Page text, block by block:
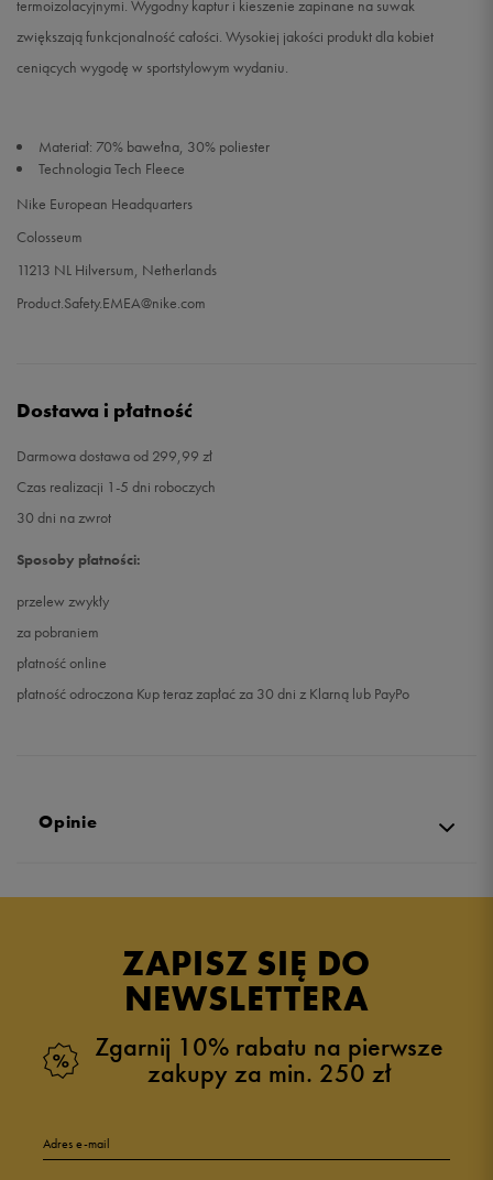
termoizolacyjnymi. Wygodny kaptur i kieszenie zapinane na suwak
zwiększają funkcjonalność całości. Wysokiej jakości produkt dla kobiet
ceniących wygodę w sportstylowym wydaniu.
Materiał: 70% bawełna, 30% poliester
Technologia Tech Fleece
Nike European Headquarters
Colosseum
11213 NL Hilversum, Netherlands
Product.Safety.EMEA@nike.com
Dostawa i płatność
Darmowa dostawa od 299,99 zł
Czas realizacji 1-5 dni roboczych
30 dni na zwrot
Sposoby płatności:
przelew zwykły
za pobraniem
płatność online
płatność odroczona Kup teraz zapłać za 30 dni z Klarną lub PayPo
Opinie
ZAPISZ SIĘ DO
NEWSLETTERA
Zgarnij 10% rabatu na pierwsze
zakupy za min. 250 zł
Adres e-mail